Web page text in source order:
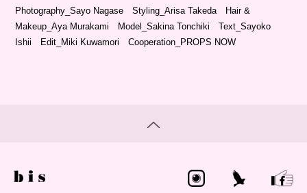
Photography_Sayo Nagase Styling_Arisa Takeda Hair &
Makeup_Aya Murakami Model_Sakina Tonchiki Text_Sayoko
Ishii Edit_Miki Kuwamori Cooperation_PROPS NOW